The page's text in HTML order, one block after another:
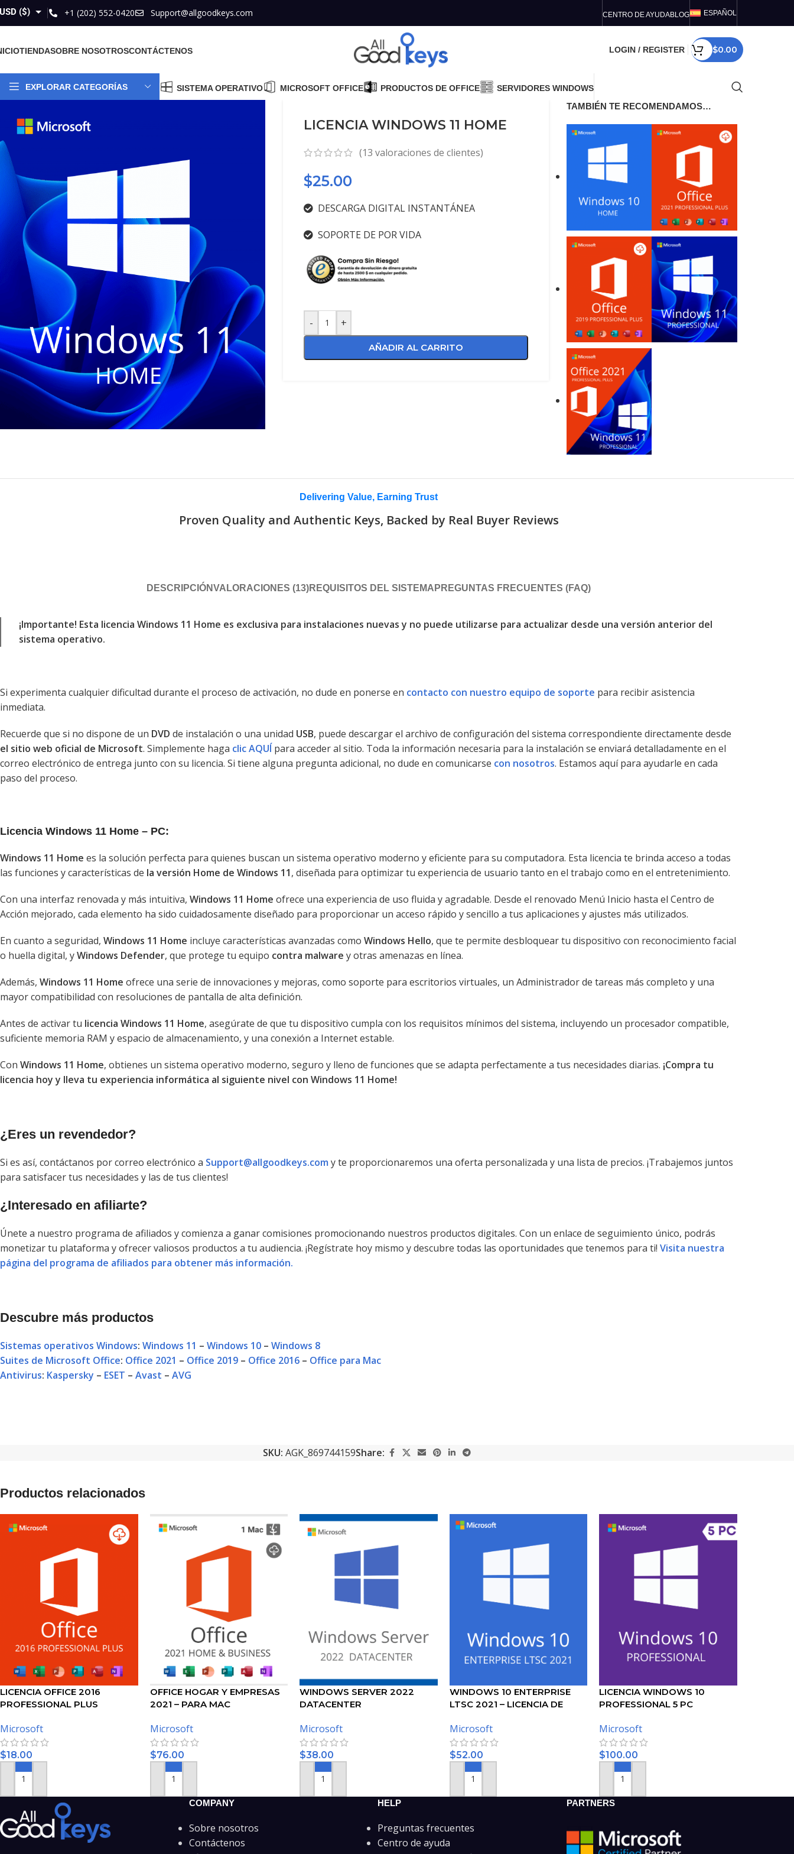
USD ($)
EUR (€)
CAD ($)
+1 (202) 552-0420 Support@allgoodkeys.com CENTRO DE AYUDABLOG ESPAÑOL
TIENDASOBRE NOSOTROSCONTÁCTENOS LOGIN / REGISTER $0.00
EXPLORAR CATEGORÍAS SISTEMA OPERATIVO MICROSOFT OFFICE PRODUCTOS DE OFFICE SERVIDORES WINDOWS
LICENCIA WINDOWS 11 HOME
(13 valoraciones de clientes)
$25.00
DESCARGA DIGITAL INSTANTÁNEA
SOPORTE DE POR VIDA
- +
AÑADIR AL CARRITO
TAMBIÉN TE RECOMENDAMOS…
Delivering Value, Earning Trust
Proven Quality and Authentic Keys, Backed by Real Buyer Reviews
DESCRIPCIÓNVALORACIONES (13)REQUISITOS DEL SISTEMA PREGUNTAS FRECUENTES (FAQ)
¡Importante! Esta licencia Windows 11 Home es exclusiva para instalaciones nuevas y no puede utilizarse para actualizar desde una versión anterior del
sistema operativo.
Si experimenta cualquier dificultad durante el proceso de activación, no dude en ponerse en contacto con nuestro equipo de soporte para recibir asistencia
inmediata.
Recuerde que si no dispone de un DVD de instalación o una unidad USB, puede descargar el archivo de configuración del sistema correspondiente directamente desde
el sitio web oficial de Microsoft. Simplemente haga clic AQUÍ para acceder al sitio. Toda la información necesaria para la instalación se enviará detalladamente en el
correo electrónico de entrega junto con su licencia. Si tiene alguna pregunta adicional, no dude en comunicarse con nosotros. Estamos aquí para ayudarle en cada
paso del proceso.
Licencia Windows 11 Home – PC:
Windows 11 Home es la solución perfecta para quienes buscan un sistema operativo moderno y eficiente para su computadora. Esta licencia te brinda acceso a todas
las funciones y características de la versión Home de Windows 11, diseñada para optimizar tu experiencia de usuario tanto en el trabajo como en el entretenimiento.
Con una interfaz renovada y más intuitiva, Windows 11 Home ofrece una experiencia de uso fluida y agradable. Desde el renovado Menú Inicio hasta el Centro de
Acción mejorado, cada elemento ha sido cuidadosamente diseñado para proporcionar un acceso rápido y sencillo a tus aplicaciones y ajustes más utilizados.
En cuanto a seguridad, Windows 11 Home incluye características avanzadas como Windows Hello, que te permite desbloquear tu dispositivo con reconocimiento facial
o huella digital, yWindows Defender, que protege tu equipo contra malware y otras amenazas en línea.
Además, Windows 11 Home ofrece una serie de innovaciones y mejoras, como soporte para escritorios virtuales, un Administrador de tareas más completo y una
mayor compatibilidad con resoluciones de pantalla de alta definición.
Antes de activar tu licencia Windows 11 Home, asegúrate de que tu dispositivo cumpla con los requisitos mínimos del sistema, incluyendo un procesador compatible,
suficiente memoria RAM y espacio de almacenamiento, y una conexión a Internet estable.
Con Windows 11 Home, obtienes un sistema operativo moderno, seguro y lleno de funciones que se adapta perfectamente a tus necesidades diarias. ¡Compra tu
licencia hoy y lleva tu experiencia informática al siguiente nivel con Windows 11 Home!
¿Eres un revendedor?
Si es así, contáctanos por correo electrónico a Support@allgoodkeys.com y te proporcionaremos una oferta personalizada y una lista de precios. ¡Trabajemos juntos
para satisfacer tus necesidades y las de tus clientes!
¿Interesado en afiliarte?
Únete a nuestro programa de afiliados y comienza a ganar comisiones promocionando nuestros productos digitales. Con un enlace de seguimiento único, podrás
monetizar tu plataforma y ofrecer valiosos productos a tu audiencia. ¡Regístrate hoy mismo y descubre todas las oportunidades que tenemos para ti! Visita nuestra
página del programa de afiliados para obtener más información.
Descubre más productos
Sistemas operativos Windows: Windows 11 – Windows 10 – Windows 8
Suites de Microsoft Office: Office 2021 – Office 2019 – Office 2016 – Office para Mac
Antivirus: Kaspersky – ESET – Avast – AVG
SKU: AGK_869744159Share:
Productos relacionados
LICENCIA OFFICE 2016
PROFESSIONAL PLUS
Microsoft
$18.00
AÑADIR AL CARRITO
OFFICE HOGAR Y EMPRESAS
2021 – PARA MAC
Microsoft
$76.00
AÑADIR AL CARRITO
WINDOWS SERVER 2022
DATACENTER
Microsoft
$38.00
AÑADIR AL CARRITO
WINDOWS 10 ENTERPRISE
LTSC 2021 – LICENCIA DE
Microsoft
$52.00
AÑADIR AL CARRITO
LICENCIA WINDOWS 10
PROFESSIONAL 5 PC
Microsoft
$100.00
AÑADIR AL CARRITO
COMPANY
Sobre nosotros
Contáctenos
HELP
Preguntas frecuentes
Centro de ayuda
PARTNERS